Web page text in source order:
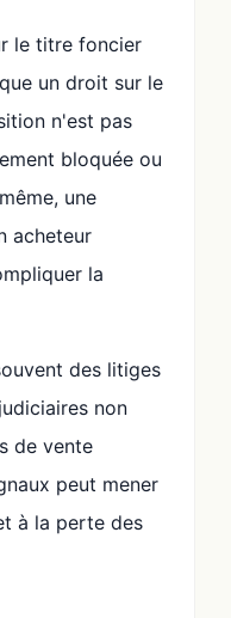
le titre foncier
un droit sur le
n'est pas
bloquée ou
une
acheteur
la
des litiges
non
de vente
peut mener
à la perte des